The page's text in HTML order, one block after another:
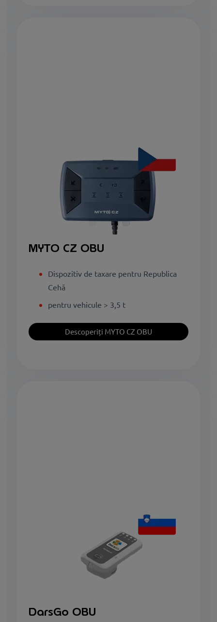
MYTO CZ OBU
Dispozitiv de taxare pentru Republica
Cehă
pentru vehicule > 3,5 t
Descoperiți MYTO CZ OBU
DarsGo OBU